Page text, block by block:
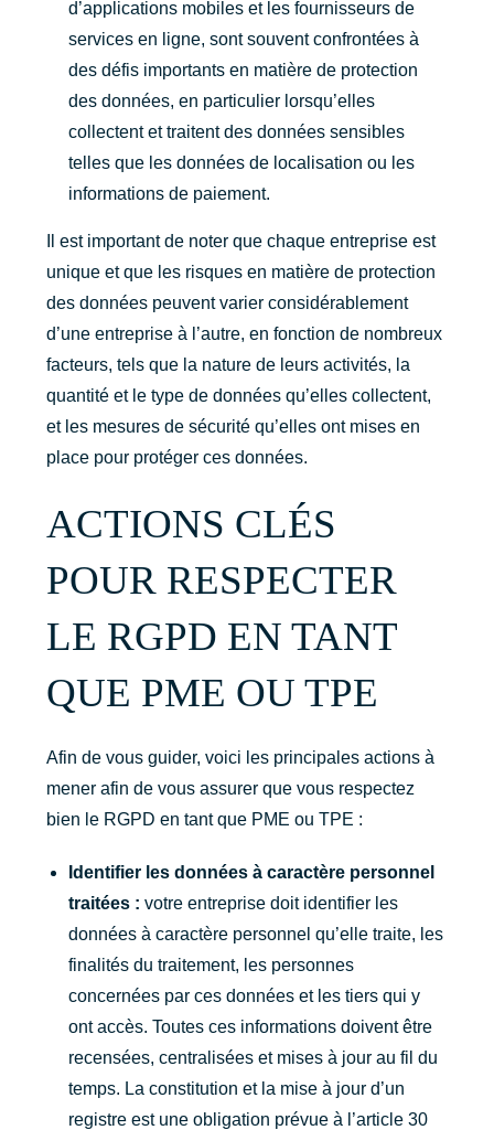
d’applications mobiles et les fournisseurs de
services en ligne, sont souvent confrontées à
des défis importants en matière de protection
des données, en particulier lorsqu’elles
collectent et traitent des données sensibles
telles que les données de localisation ou les
informations de paiement.
Il est important de noter que chaque entreprise est
unique et que les risques en matière de protection
des données peuvent varier considérablement
d’une entreprise à l’autre, en fonction de nombreux
facteurs, tels que la nature de leurs activités, la
quantité et le type de données qu’elles collectent,
et les mesures de sécurité qu’elles ont mises en
place pour protéger ces données.
ACTIONS CLÉS
POUR RESPECTER
LE RGPD EN TANT
QUE PME OU TPE
Afin de vous guider, voici les principales actions à
mener afin de vous assurer que vous respectez
bien le RGPD en tant que PME ou TPE :
Identifier les données à caractère personnel
traitées : votre entreprise doit identifier les
données à caractère personnel qu’elle traite, les
finalités du traitement, les personnes
concernées par ces données et les tiers qui y
ont accès. Toutes ces informations doivent être
recensées, centralisées et mises à jour au fil du
temps. La constitution et la mise à jour d’un
registre est une obligation prévue à l’article 30